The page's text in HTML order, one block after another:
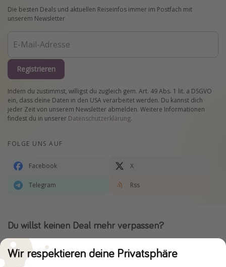
Die besten Deals und aktuellen Reiseinfos immer im Postfach mit
unserem Newsletter
Registrieren
Indem du zustimmst, willigst du zugleich gem. Art. 49 Abs. 1 lit. a DSGVO
ein, dass deine Daten in den USA verarbeitet werden. Du kannst dich
jeder Zeit von unserem Newsletter abmelden. Weitere Informationen
findest du in unserer Datenschutzerklärung.
FOLGE UNS AUF
Facebook X
Telegram Rss
Du willst keinen Deal mehr verpassen?
Dann lade unsere App herunter.
Wir respektieren deine Privatsphäre